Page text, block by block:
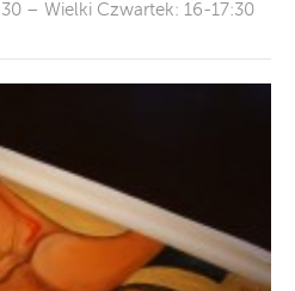
– Wielki Czwartek: 16-17:30